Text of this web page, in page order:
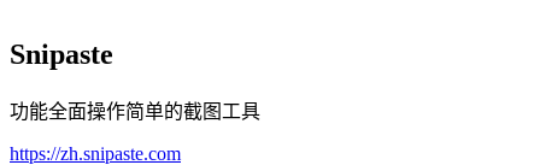
Snipaste
功能全面操作简单的截图工具
https://zh.snipaste.com